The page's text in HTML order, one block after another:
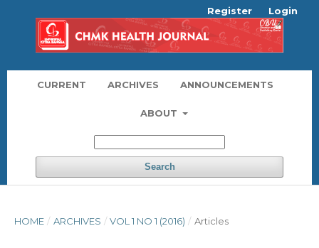
CURRENT ARCHIVES ANNOUNCEMENTS
ABOUT
Search
Register Login
HOME / ARCHIVES / VOL 1 NO 1 (2016) / Articles